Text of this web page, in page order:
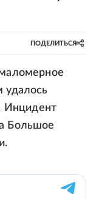
ПОДЕЛИТЬСЯ
удалось
Инцидент
Большое